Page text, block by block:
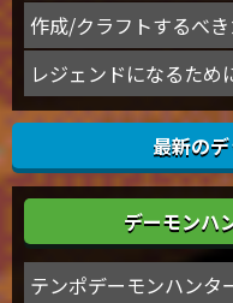
作成/クラフトするべ
レジェンドになるため
最新の
デーモンハ
テンポデーモンハンタ